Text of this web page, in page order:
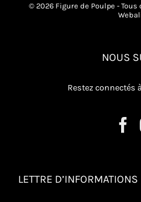
© 2026 Figure de Poulpe -
NOUS
Restez connectés
LETTRE D’INFORMATIONS